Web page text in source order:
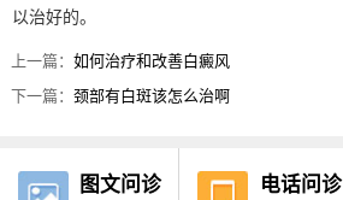
以治好的。
上一篇：如何治疗和改善白癜风
下一篇：颈部有白斑该怎么治啊
图文问诊 电话问诊